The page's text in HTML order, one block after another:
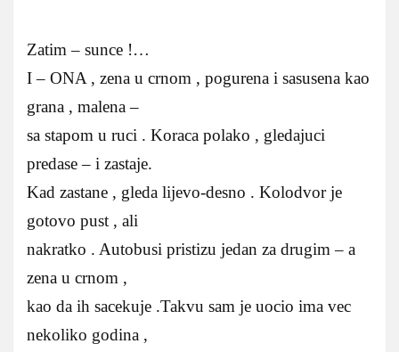
Zatim – sunce !…
I – ONA , zena u crnom , pogurena i sasusena kao
grana , malena –
sa stapom u ruci . Koraca polako , gledajuci
predase – i zastaje.
Kad zastane , gleda lijevo-desno . Kolodvor je
gotovo pust , ali
nakratko . Autobusi pristizu jedan za drugim – a
zena u crnom ,
kao da ih sacekuje .Takvu sam je uocio ima vec
nekoliko godina ,